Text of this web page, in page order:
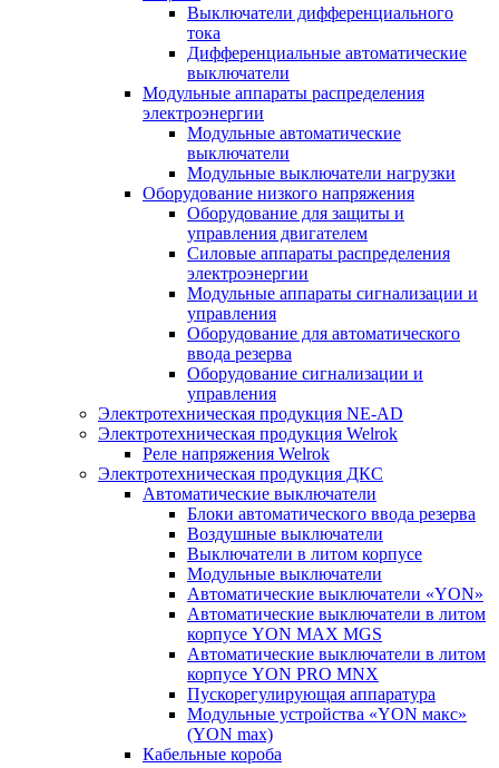
Выключатели дифференциального
тока
Дифференциальные автоматические
выключатели
Модульные аппараты распределения
электроэнергии
Модульные автоматические
выключатели
Модульные выключатели нагрузки
Оборудование низкого напряжения
Оборудование для защиты и
управления двигателем
Силовые аппараты распределения
электроэнергии
Модульные аппараты сигнализации и
управления
Оборудование для автоматического
ввода резерва
Оборудование сигнализации и
управления
Электротехническая продукция NE-AD
Электротехническая продукция Welrok
Реле напряжения Welrok
Электротехническая продукция ДКС
Автоматические выключатели
Блоки автоматического ввода резерва
Воздушные выключатели
Выключатели в литом корпусе
Модульные выключатели
Автоматические выключатели «YON»
Автоматические выключатели в литом
корпусе YON MAX MGS
Автоматические выключатели в литом
корпусе YON PRO MNX
Пускорегулирующая аппаратура
Модульные устройства «YON макс»
(YON max)
Кабельные короба